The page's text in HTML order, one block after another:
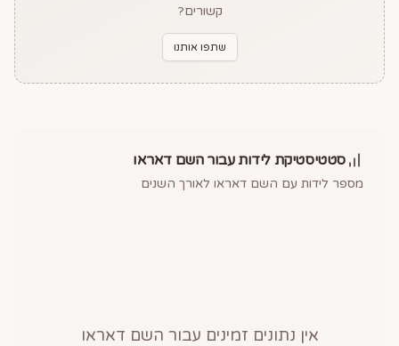
קשורים?
שתפו אותנו
סטטיסטיקת לידות עבור השם דאראו
מספר לידות עם השם דאראו לאורך השנים
אין נתונים זמינים עבור השם דאראו